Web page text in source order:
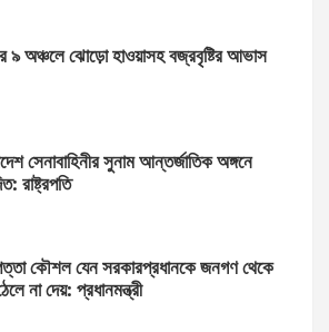
৯ অঞ্চলে ঝোড়ো হাওয়াসহ বজ্রবৃষ্টির আভাস
সেনাবাহিনীর সুনাম আন্তর্জাতিক অঙ্গনে
রাষ্ট্রপতি
কৌশল যেন সরকারপ্রধানকে জনগণ থেকে
না দেয়: প্রধানমন্ত্রী